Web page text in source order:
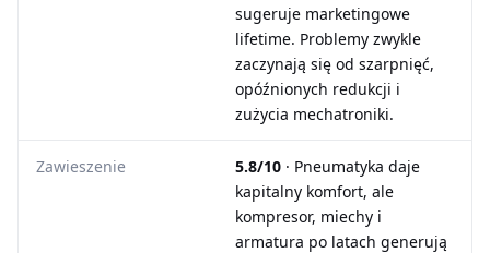
sugeruje marketingowe
lifetime. Problemy zwykle
zaczynają się od szarpnięć,
opóźnionych redukcji i
zużycia mechatroniki.
Zawieszenie 5.8/10 · Pneumatyka daje
kapitalny komfort, ale
kompresor, miechy i
armatura po latach generują